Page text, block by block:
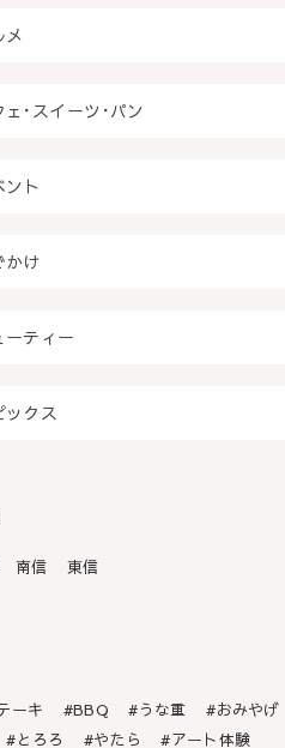
メ
ェ･スイーツ･パン
ント
かけ
ーティー
ックス
南信 東信
ーキ BBQ うな重
おみやげ
とろろ やたら
アート体験